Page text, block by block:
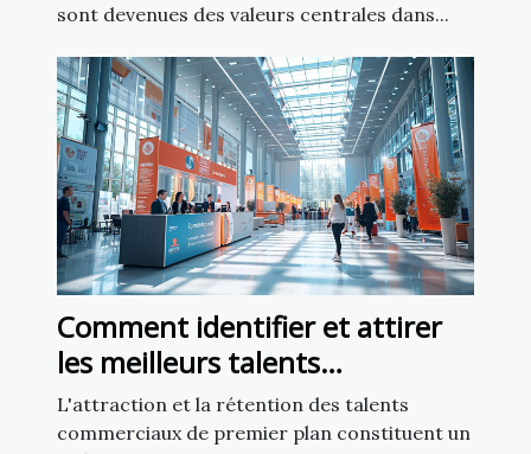
sont devenues des valeurs centrales dans...
Comment identifier et attirer
les meilleurs talents
commerciaux
L'attraction et la rétention des talents
commerciaux de premier plan constituent un